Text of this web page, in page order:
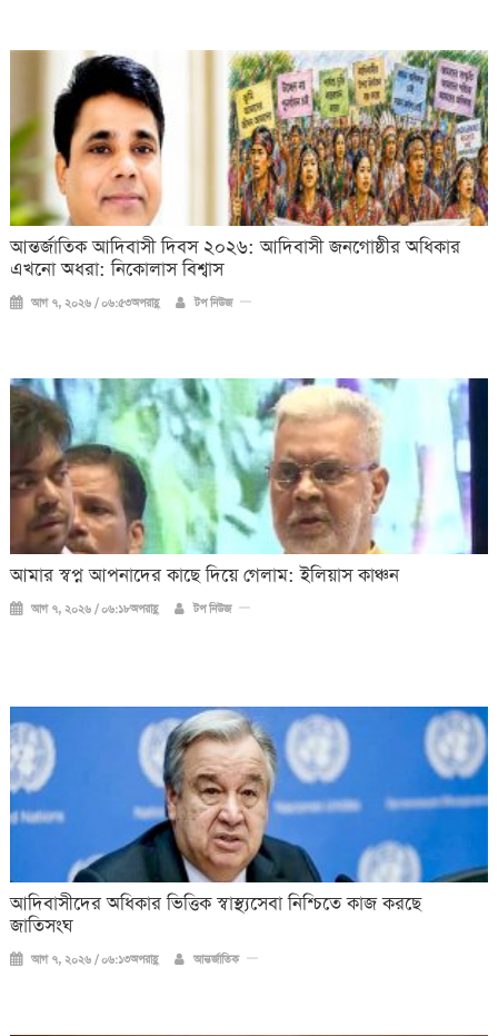
আন্তর্জাতিক আদিবাসী দিবস ২০২৬: আদিবাসী জনগোষ্ঠীর অধিকার
এখনো অধরা: নিকোলাস বিশ্বাস
আগ ৭, ২০২৬ / ০৬:৫৩অপরাহ্ণ টপ নিউজ
আমার স্বপ্ন আপনাদের কাছে দিয়ে গেলাম: ইলিয়াস কাঞ্চন
আগ ৭, ২০২৬ / ০৬:১৮অপরাহ্ণ টপ নিউজ
আদিবাসীদের অধিকার ভিত্তিক স্বাস্থ্যসেবা নিশ্চিতে কাজ করছে
জাতিসংঘ
আগ ৭, ২০২৬ / ০৬:১৩অপরাহ্ণ আন্তর্জাতিক